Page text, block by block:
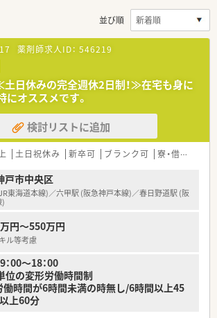
並び順
薬剤師求人ID： 546219
土日休みの完全週休2日制！≫在宅も身に
オススメです。
検討リストに追加
土日祝休み 新卒可 ブランク可 寮・借上社宅あり
戸市中央区
東海道本線)／六甲駅 (阪急神戸本線)／春日野道駅 (阪
円～550万円
ル等考慮
00～18：00
位の変形労働時間制
時間が6時間未満の時無し/6時間以上45
上60分